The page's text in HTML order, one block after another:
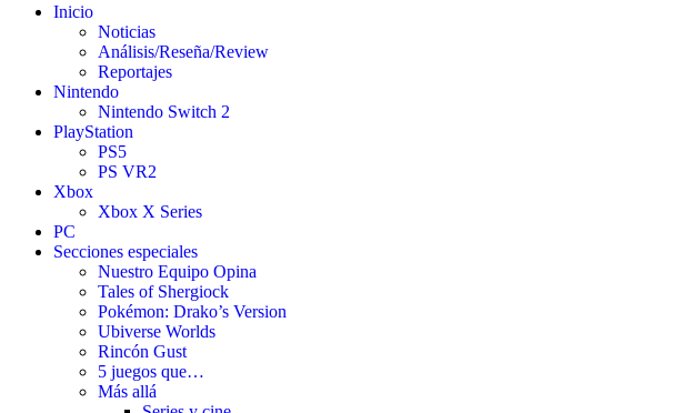
Inicio
Noticias
Análisis/Reseña/Review
Reportajes
Nintendo
Nintendo Switch 2
PlayStation
PS5
PS VR2
Xbox
Xbox X Series
PC
Secciones especiales
Nuestro Equipo Opina
Tales of Shergiock
Pokémon: Drako’s Version
Ubiverse Worlds
Rincón Gust
5 juegos que…
Más allá